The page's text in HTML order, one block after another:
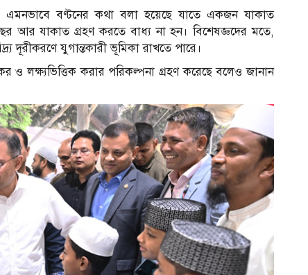
বণ্টনের কথা বলা হয়েছে যাতে একজন যাকাত
আর যাকাত গ্রহণ করতে বাধ্য না হন। বিশেষজ্ঞদের মতে,
দূরীকরণে যুগান্তকারী ভূমিকা রাখতে পারে।
ও লক্ষ্যভিত্তিক করার পরিকল্পনা গ্রহণ করেছে বলেও জানান